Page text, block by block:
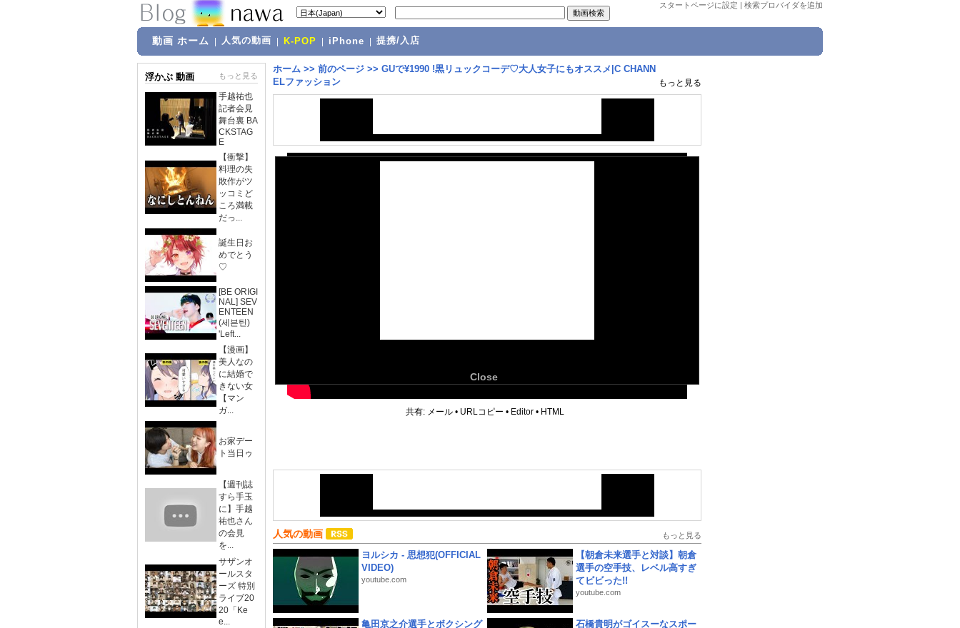
スタートページに設定 | 検索プロバイダを追加
動画 ホーム 人気の動画 K-POP iPhone 提携/入店
浮かぶ 動画 もっと見る
手越祐也
記者会見
舞台裏 BA
CKSTAG
E
【衝撃】
料理の失
敗作がツ
ッコミど
ころ満載
だっ...
誕生日お
めでとう
♡
[BE ORIGI
NAL] SEV
ENTEEN
(세븐틴)
'Left...
【漫画】
美人なの
に結婚で
きない女
【マン
ガ...
お家デー
ト当日ゥ
【週刊誌
すら手玉
に】手越
祐也さん
の会見
を...
サザンオ
ールスタ
ーズ 特別
ライブ20
20「Ke
e...
ホーム >> 前のページ >> GUで¥1990 !黒リュックコーデ♡大人女子にもオススメ|C CHANN
ELファッション
もっと見る
Close
共有: メール • URLコピー • Editor • HTML
人気の動画 もっと見る
ヨルシカ - 思想犯(OFFICIAL
VIDEO)
youtube.com
【朝倉未来選手と対談】朝倉
選手の空手技、レベル高すぎ
てビビった!!
youtube.com
亀田京之介選手とボクシング
石橋貴明がゴイスーなスポー